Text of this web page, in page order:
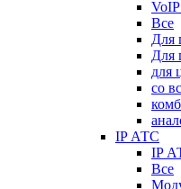
Все
Для
Для
для
со
IP АТС
IP
Все